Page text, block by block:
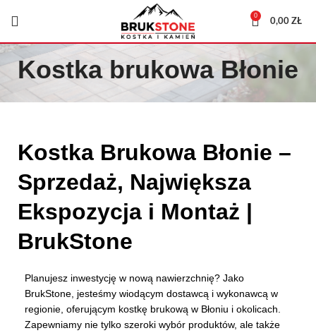
0
0,00ZŁ
Kostka brukowa Błonie
Kostka Brukowa Błonie –
Sprzedaż, Największa
Ekspozycja i Montaż |
BrukStone
Planujesz inwestycję w nową nawierzchnię? Jako
BrukStone, jesteśmy wiodącym dostawcą i wykonawcą w
regionie, oferującym kostkę brukową w Błoniu i okolicach.
Zapewniamy nie tylko szeroki wybór produktów, ale także